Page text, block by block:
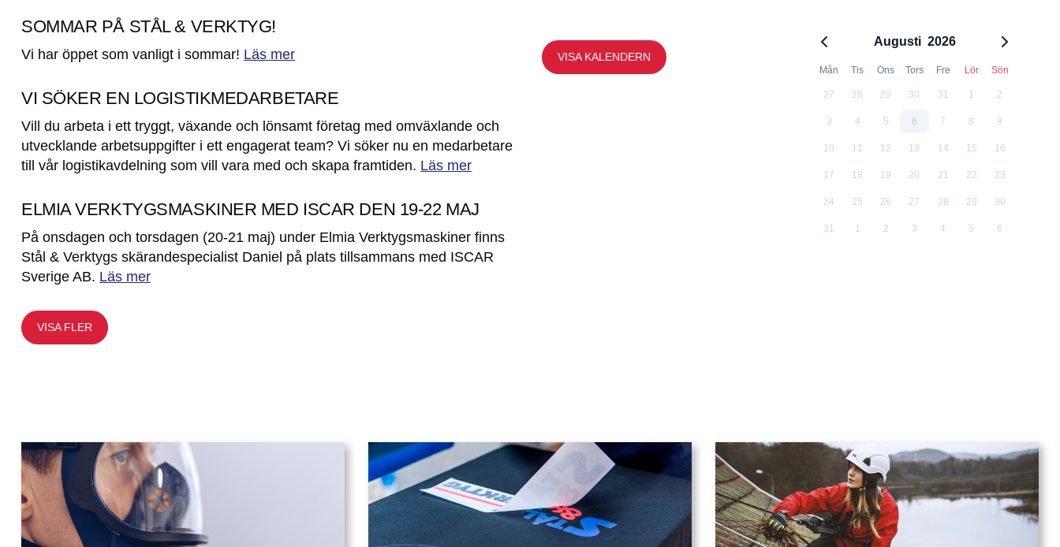
SOMMAR PÅ STÅL & VERKTYG!
Vi har öppet som vanligt i sommar! Läs mer
VI SÖKER EN LOGISTIKMEDARBETARE
Vill du arbeta i ett tryggt, växande och lönsamt företag med omväxlande och
utvecklande arbetsuppgifter i ett engagerat team? Vi söker nu en medarbetare
till vår logistikavdelning som vill vara med och skapa framtiden. Läs mer
ELMIA VERKTYGSMASKINER MED ISCAR DEN 19-22 MAJ
På onsdagen och torsdagen (20-21 maj) under Elmia Verktygsmaskiner finns
Stål & Verktygs skärandespecialist Daniel på plats tillsammans med ISCAR
Sverige AB. Läs mer
VISA FLER
VISA KALENDERN
Augusti 2026
Mån Tis Ons Tors Fre Lör Sön
27 28 29 30 31 1 2
3 4 5 6 7 8 9
10 11 12 13 14 15 16
17 18 19 20 21 22 23
24 25 26 27 28 29 30
31 1 2 3 4 5 6